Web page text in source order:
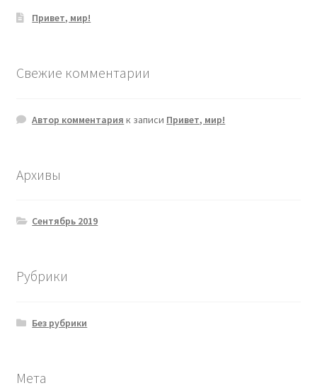
Привет, мир!
Свежие комментарии
Автор комментария к записи Привет, мир!
Архивы
Сентябрь 2019
Рубрики
Без рубрики
Мета